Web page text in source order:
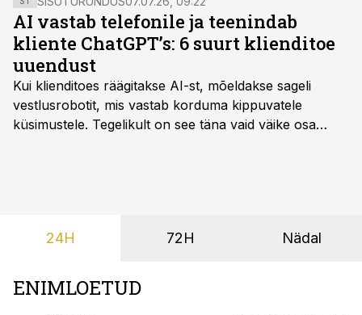
AI vastab telefonile ja teenindab
kliente ChatGPT’s: 6 suurt klienditoe
uuendust
Kui klienditoes räägitakse AI-st, mõeldakse sageli
vestlusrobotit, mis vastab korduma kippuvatele
küsimustele. Tegelikult on see täna vaid väike osa
24H 72H Nädal
ENIMLOETUD